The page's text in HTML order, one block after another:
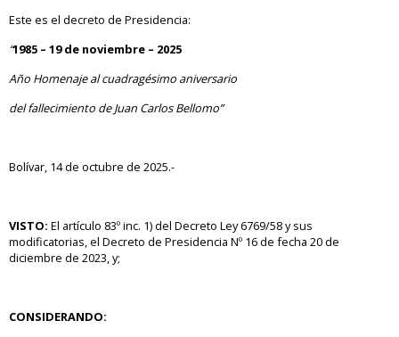
Este es el decreto de Presidencia:
“1985 – 19 de noviembre – 2025
Año Homenaje al cuadragésimo aniversario
del fallecimiento de Juan Carlos Bellomo”
Bolívar, 14 de octubre de 2025.-
VISTO: El artículo 83º inc. 1) del Decreto Ley 6769/58 y sus
modificatorias, el Decreto de Presidencia Nº 16 de fecha 20 de
diciembre de 2023, y;
CONSIDERANDO: